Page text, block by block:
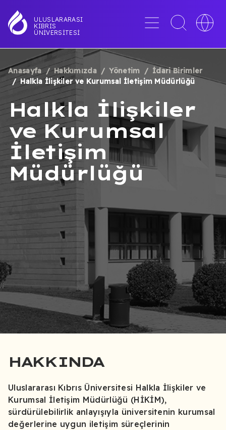
içeriğe
atla
ULUSLARARASI
KIBRIS
ÜNIVERSITESI
Menü
Toggle
search
Toggle
SAYFA
YOLU
Anasayfa Hakkımızda Yönetim
İdari Birimler
Halkla İlişkiler ve Kurumsal İletişim Müdürlüğü
Halkla İlişkiler
ve Kurumsal
İletişim
Müdürlüğü
HAKKINDA
Uluslararası Kıbrıs Üniversitesi Halkla İlişkiler ve
Kurumsal İletişim Müdürlüğü (HİKİM),
sürdürülebilirlik anlayışıyla üniversitenin kurumsal
değerlerine uygun iletişim süreçlerinin